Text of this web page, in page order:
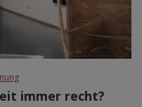
immer recht?